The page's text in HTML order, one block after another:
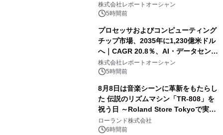
株式会社レポートオーシャン
5時間前
プロセッサおよびコンピューティング
チップ市場、2035年に1,230億米ドル
へ｜CAGR 20.8％、AI・データセンタ
ー需要が成長を牽引
株式会社レポートオーシャン
5時間前
8月8日は音楽シーンに革新をもたらし
た 伝説のリズムマシン「TR-808」を
祝う日 ～Roland Store Tokyoで実機
を展示しての 記念キャンペーンを開
催 英国ラジオ「NTS」の 特別プログ
ローランド株式会社
6時間前